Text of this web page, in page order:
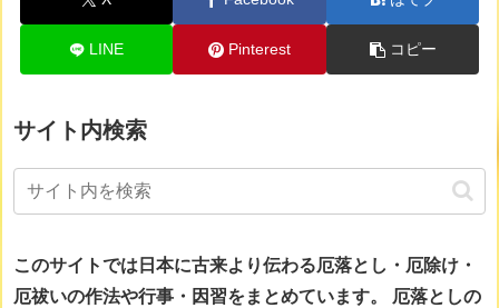
LINE Pinterest コピー
サイト内検索
このサイトでは日本に古来より伝わる厄落とし・厄除け・
厄祓いの作法や行事・因習をまとめています。
厄落としの